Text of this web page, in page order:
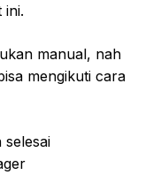
ini.
manual, nah
mengikuti cara
selesai